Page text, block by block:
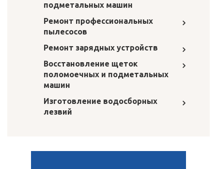
подметальных машин
Ремонт профессиональных
пылесосов
Ремонт зарядных устройств
Восстановление щеток
поломоечных и подметальных
машин
Изготовление водосборных
лезвий